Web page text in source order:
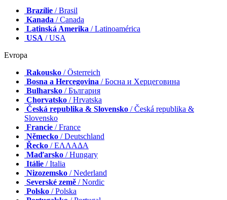
Brazílie / Brasil
Kanada / Canada
Latinská Amerika / Latinoamérica
USA / USA
Evropa
Rakousko / Österreich
Bosna a Hercegovina / Босна и Херцеговина
Bulharsko / България
Chorvatsko / Hrvatska
Česká republika & Slovensko / Česká republika &
Slovensko
Francie / France
Německo / Deutschland
Řecko / ΕΛΛΑΔΑ
Maďarsko / Hungary
Itálie / Italia
Nizozemsko / Nederland
Severské země / Nordic
Polsko / Polska